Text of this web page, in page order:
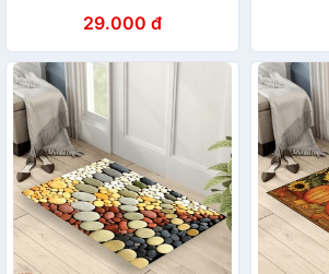
sunzin cỡ 40x80cm
29.000 đ